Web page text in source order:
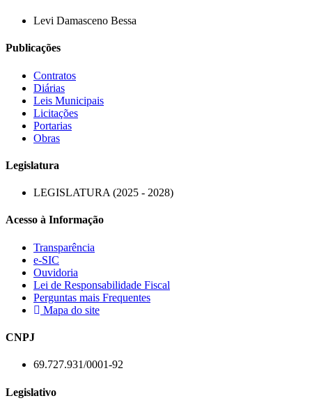
Levi Damasceno Bessa
Publicações
Contratos
Diárias
Leis Municipais
Licitações
Portarias
Obras
Legislatura
LEGISLATURA (2025 - 2028)
Acesso à Informação
Transparência
e-SIC
Ouvidoria
Lei de Responsabilidade Fiscal
Perguntas mais Frequentes
Mapa do site
CNPJ
69.727.931/0001-92
Legislativo